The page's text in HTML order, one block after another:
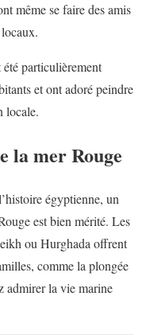
même se faire des amis
particulièrement
et ont adoré peindre
locale.
la mer Rouge
égyptienne, un
est bien mérité. Les
ou Hurghada offrent
comme la plongée
admirer la vie marine